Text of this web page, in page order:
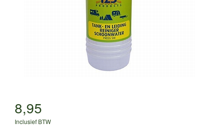
8,95
Inclusief BTW